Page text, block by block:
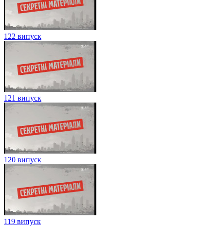
122 випуск
121 випуск
120 випуск
119 випуск